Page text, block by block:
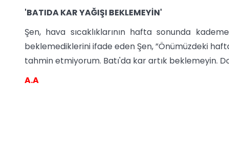
'BATIDA KAR YAĞIŞI BEKLEMEYİN'
Şen, hava sıcaklıklarının hafta sonunda
beklemediklerini ifade eden Şen, ”Önümüzdeki
tahmin etmiyorum. Batı'da kar artık beklemeyin.
A.A